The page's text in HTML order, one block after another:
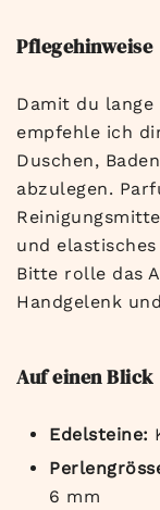
Pflegehinweise
Damit du lange
empfehle ich
Duschen,
abzulegen.
und
Bitte rolle das
Handgelenk
Auf einen Blick
Edelsteine:
6 mm